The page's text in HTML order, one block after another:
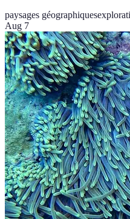
paysages géographiques
Aug 7